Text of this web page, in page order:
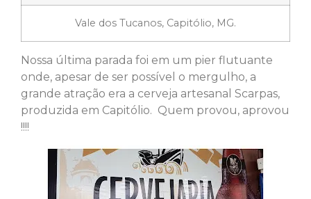
Vale dos Tucanos, Capitólio, MG.
Nossa última parada foi em um pier flutuante
onde, apesar de ser possível o mergulho, a
grande atração era a cerveja artesanal Scarpas,
produzida em Capitólio. Quem provou, aprovou
!!!!